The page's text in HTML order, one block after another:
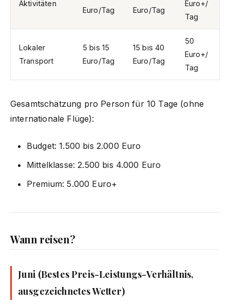
Aktivitäten
Euro/Tag
Euro/Tag
Euro+/
Tag
Lokaler
Transport
5 bis 15
Euro/Tag
15 bis 40
Euro/Tag
50
Euro+/
Tag
Gesamtschätzung pro Person für 10 Tage (ohne
internationale Flüge):
Budget: 1.500 bis 2.000 Euro
Mittelklasse: 2.500 bis 4.000 Euro
Premium: 5.000 Euro+
Wann reisen?
Juni (Bestes Preis-Leistungs-Verhältnis,
ausgezeichnetes Wetter)